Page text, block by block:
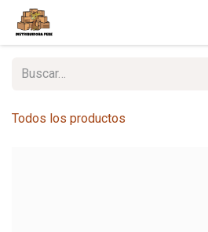
Ir al contenido
Todos los productos